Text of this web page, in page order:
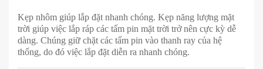
Kẹp nhôm giúp lắp đặt nhanh chóng. Kẹp năng lượng mặt
trời giúp việc lắp ráp các tấm pin mặt trời trở nên cực kỳ dễ
dàng. Chúng giữ chặt các tấm pin vào thanh ray của hệ
thống, do đó việc lắp đặt diễn ra nhanh chóng.